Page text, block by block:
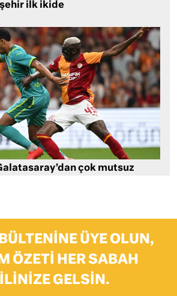
şehir ilk ikide
çok mutsuz
ÜYE OLUN,
ÖZETI HER SABAH
GELSIN.